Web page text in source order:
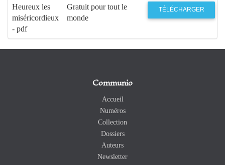
Heureux les
miséricordieux
- pdf
Gratuit pour tout le
monde
TÉLÉCHARGER
Communio
Accueil
Numéros
Collection
Dossiers
Auteurs
Newsletter